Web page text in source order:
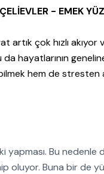
- EMEK
artık çok hızlı
hayatlarının
hem de stresten
yapması. Bu
oluyor. Buna bir de